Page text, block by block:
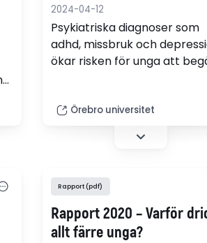
2024-04-12
Psykiatriska diagnoser som
adhd, missbruk och
ökar risken för unga att
avhandling i kriminologi vid
Örebro universitet.
Örebro universitet
Rapport (pdf)
Rapport 2020 – Varför
allt färre unga?